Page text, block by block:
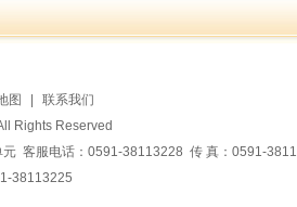
图
联系我们
Rights Reserved
元 客服电话：0591-38113228 传 真：0591-
38113225